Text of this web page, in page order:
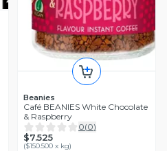
Beanies
Café BEANIES White Chocolate
& Raspberry
0(0)
$7.525
($150.500 x kg)